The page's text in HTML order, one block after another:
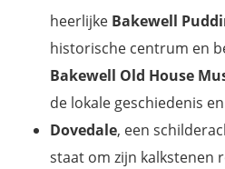
heerlijke Bakewell
historische centrum en
Bakewell Old House
de lokale geschiedenis
Dovedale, een
staat om zijn kalkstenen